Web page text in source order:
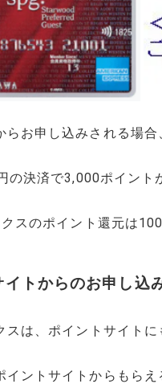
らお申し込みされる場
の決済で3,000ポイント
スのポイント還元は
イトからのお申し込
スは、ポイントサイトに
イントサイトからもら